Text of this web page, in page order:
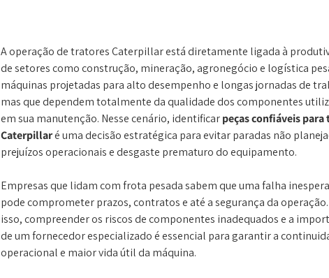
A operação de tratores Caterpillar está diretamente ligada à
de setores como construção, mineração, agronegócio e logística
máquinas projetadas para alto desempenho e longas jornadas de
mas que dependem totalmente da qualidade dos componentes
em sua manutenção. Nesse cenário, identificarpeças confiáveis
Caterpillaré uma decisão estratégica para evitar paradas não
prejuízos operacionais e desgaste prematuro do equipamento.
Empresas que lidam com frota pesada sabem que uma falha
pode comprometer prazos, contratos e até a segurança da
isso, compreender os riscos de componentes inadequados e a
de um fornecedor especializado é essencial para garantir a
operacional e maior vida útil da máquina.